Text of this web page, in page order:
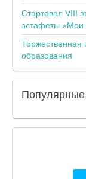
Стартовал VIII
эстафеты
Торжественная
образования
Популярные